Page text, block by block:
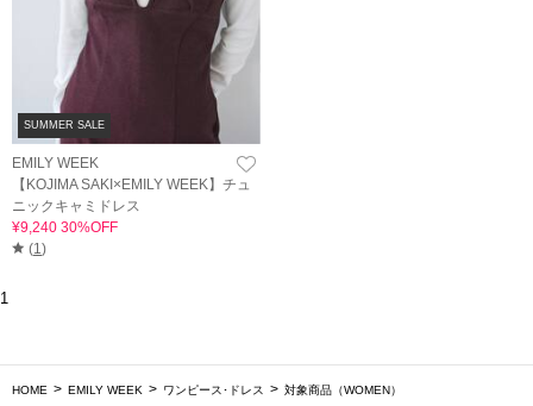
SUMMER SALE
EMILY WEEK
【KOJIMA SAKI×EMILY WEEK】チュ
ニックキャミドレス
¥9,240 30%OFF
(1)
1
HOME EMILY WEEK ワンピース･ドレス 対象商品（WOMEN）